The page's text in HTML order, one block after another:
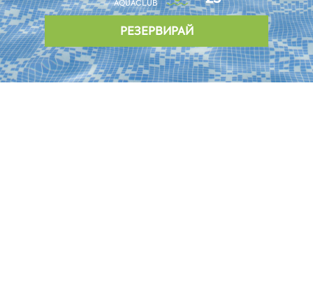
AQUACLUB
РЕЗЕРВИРАЙ